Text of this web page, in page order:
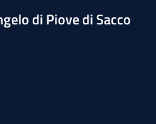
di Piove di Sacco